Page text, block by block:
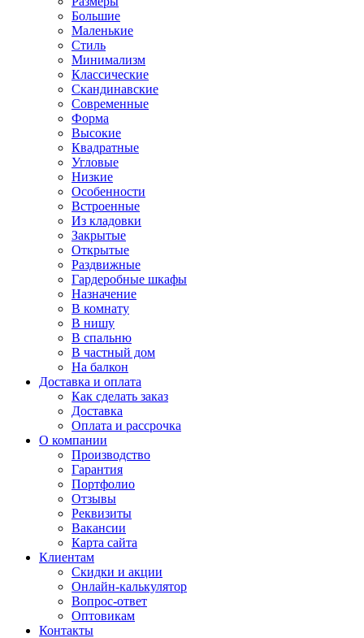
Большие
Маленькие
Стиль
Минимализм
Классические
Скандинавские
Современные
Форма
Высокие
Квадратные
Угловые
Низкие
Особенности
Встроенные
Из кладовки
Закрытые
Открытые
Раздвижные
Гардеробные шкафы
Назначение
В комнату
В нишу
В спальню
В частный дом
На балкон
Доставка и оплата
Как сделать заказ
Доставка
Оплата и рассрочка
О компании
Производство
Гарантия
Портфолио
Отзывы
Реквизиты
Вакансии
Карта сайта
Клиентам
Скидки и акции
Онлайн-калькулятор
Вопрос-ответ
Оптовикам
Контакты